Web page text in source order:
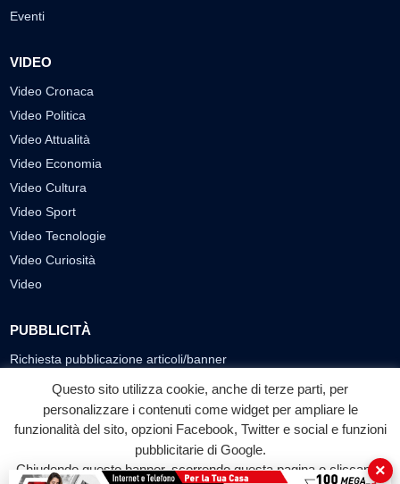
Eventi
VIDEO
Video Cronaca
Video Politica
Video Attualità
Video Economia
Video Cultura
Video Sport
Video Tecnologie
Video Curiosità
Video
PUBBLICITÀ
Richiesta pubblicazione articoli/banner
SEGUICI SUI SOCIAL
f
Facebook
◎ ▶
YouTube
Questo sito utilizza cookie, anche di terze parti, per
personalizzare i contenuti come widget per ampliare le
funzionalità del sito, opzioni Facebook, Twitter e social e funzioni
pubblicitarie di Google.
Chiudendo questo banner, scorrendo questa pagina o cliccando
×